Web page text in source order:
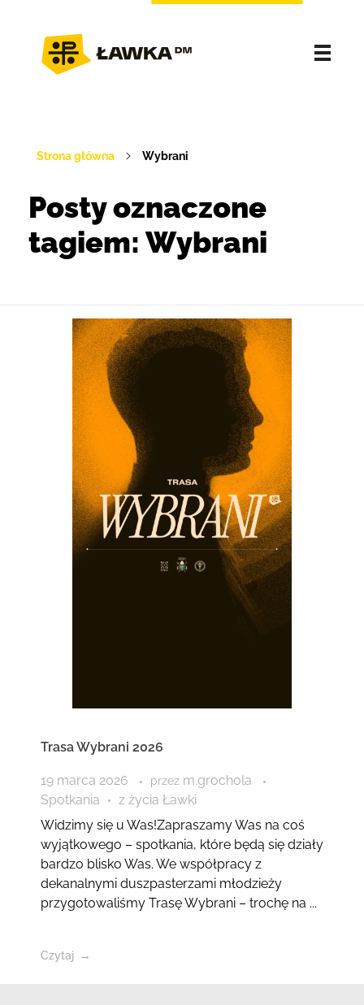
Strona główna Wybrani
Posty oznaczone
tagiem: Wybrani
Trasa Wybrani 2026
19 marca 2026 przez m.grochola
Spotkania
z życia Ławki
Widzimy się u Was!Zapraszamy Was na coś
wyjątkowego – spotkania, które będą się działy
bardzo blisko Was. We współpracy z
dekanalnymi duszpasterzami młodzieży
przygotowaliśmy Trasę Wybrani – trochę na ...
Czytaj